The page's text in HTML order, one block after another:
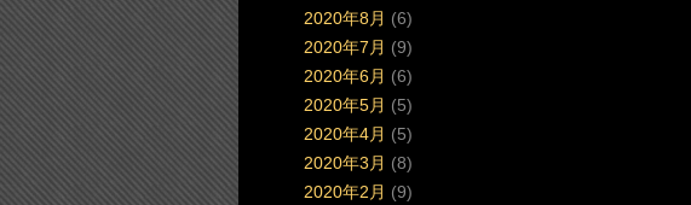
2020年8月 (6)
2020年7月 (9)
2020年6月 (6)
2020年5月 (5)
2020年4月 (5)
2020年3月 (8)
2020年2月 (9)